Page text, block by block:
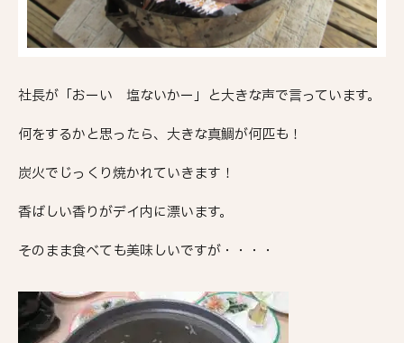
社長が「おーい 塩ないかー」と大きな声で言っています。
何をするかと思ったら、大きな真鯛が何匹も！
炭火でじっくり焼かれていきます！
香ばしい香りがデイ内に漂います。
そのまま食べても美味しいですが・・・・